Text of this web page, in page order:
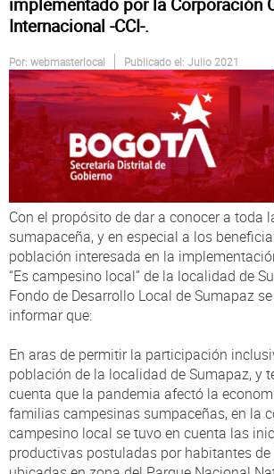
Internacional -CCI-.
Por: webmasterlocal Publicado el: Julio 2021
Con el propósito de dar a conocer a toda
sumapaceña, y en especial a los
población interesada en la
“Es campesino local” de la localidad de
Fondo de Desarrollo Local de Sumapaz
informar que:
En aras de permitir la participación
población de la localidad de Sumapaz, y
cuenta que la pandemia afectó la
familias campesinas sumpaceñas, en la
campesino local se tuvo en cuenta las
productivas postuladas por habitantes de